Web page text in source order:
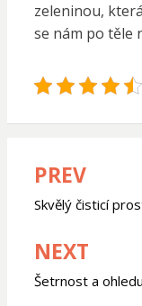
zeleninou,
se nám po těle
Navigace
pro
příspěvek
PREV
Skvělý čisticí
NEXT
Šetrnost a